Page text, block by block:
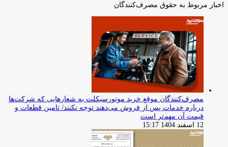
اخبار مربوط به حقوق مصرف‌کنندگان
مصرف‌کنندگان موقع خرید موتورسیکلت به شعارهایی که شرکت‌ها
درباره خدمات پس از فروش می‌دهند توجه نکنند/ تامین قطعات و
قیمت آن مهم‌تر است
12 اسفند 1404 15:17